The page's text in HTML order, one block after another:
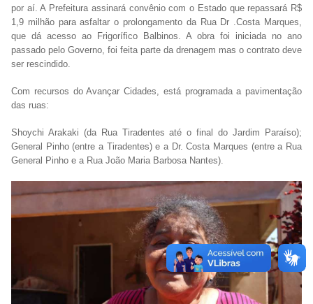
por aí. A Prefeitura assinará convênio com o Estado que repassará R$
1,9 milhão para asfaltar o prolongamento da Rua Dr .Costa Marques,
que dá acesso ao Frigorífico Balbinos. A obra foi iniciada no ano
passado pelo Governo, foi feita parte da drenagem mas o contrato deve
ser rescindido.
Com recursos do Avançar Cidades, está programada a pavimentação
das ruas:
Shoychi Arakaki (da Rua Tiradentes até o final do Jardim Paraíso);
General Pinho (entre a Tiradentes) e a Dr. Costa Marques (entre a Rua
General Pinho e a Rua João Maria Barbosa Nantes).